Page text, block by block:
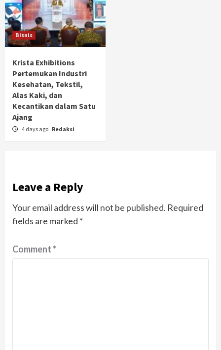
Bisnis
Krista Exhibitions
Pertemukan Industri
Kesehatan, Tekstil,
Alas Kaki, dan
Kecantikan dalam Satu
Ajang
4 days ago Redaksi
Leave a Reply
Your email address will not be published. Required
fields are marked *
Comment*